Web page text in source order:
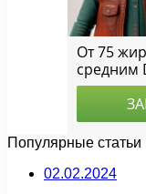
Популярные статьи
02.02.2024